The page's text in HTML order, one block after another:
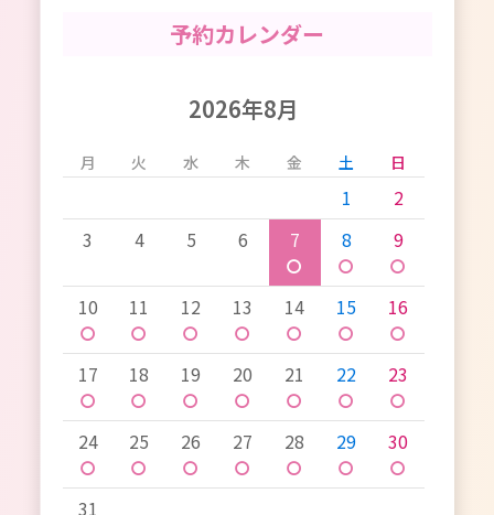
予約カレンダー
2026年8月
月 火 水 木 金 土 日
1
2
3
4 5 6 7
〇
8
〇
9
〇
10
〇
11
〇
12
〇
13
〇
14
〇
15
〇
16
〇
17
〇
18
〇
19
〇
20
〇
21
〇
22
〇
23
〇
24
〇
25
〇
26
〇
27
〇
28
〇
29
〇
30
〇
31